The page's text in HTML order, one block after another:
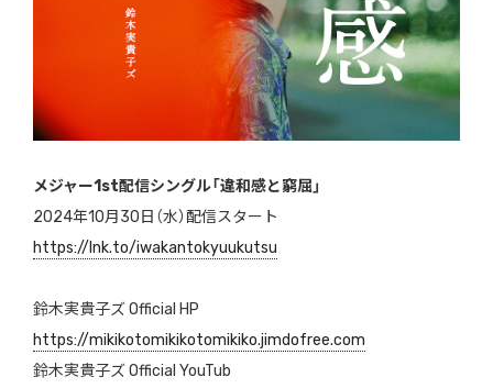
メジャー1st配信シングル「違和感と窮屈」
2024年10月30日（水）配信スタート
https://lnk.to/iwakantokyuukutsu
鈴木実貴子ズ Official HP
https://mikikotomikikotomikiko.jimdofree.com
鈴木実貴子ズ Official YouTub